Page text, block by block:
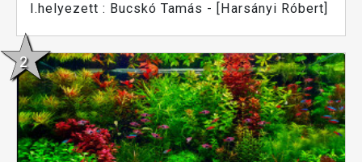
I.helyezett : Bucskó Tamás - [Harsányi Róbert]